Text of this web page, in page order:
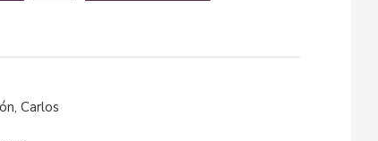
Carlos